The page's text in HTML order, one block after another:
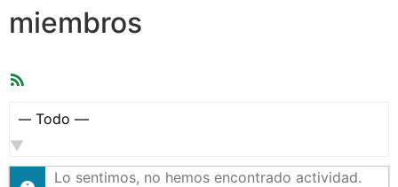
miembros
Mostrar:
Lo sentimos, no hemos encontrado actividad.